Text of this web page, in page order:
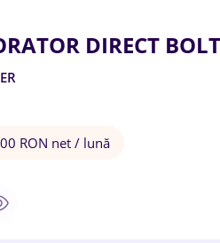
DIRECT
RON net / lună